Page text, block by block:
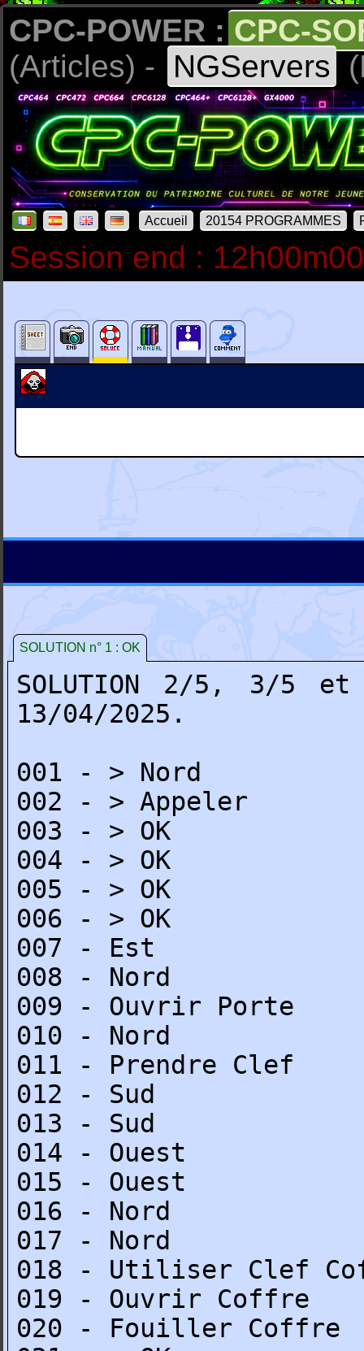
CPC-POWER : CPC-
(Articles) -
NGServers
Accueil 20154 PROGRAMMES
Session end :
SOLUTION n° 1 : OK
SOLUTION 2/5, 3/5
13/04/2025.
001 - > Nord
002 - > Appeler
003 - > OK
004 - > OK
005 - > OK
006 - > OK
007 - Est
008 - Nord
009 - Ouvrir Porte
010 - Nord
011 - Prendre Clef
012 - Sud
013 - Sud
014 - Ouest
015 - Ouest
016 - Nord
017 - Nord
018 - Utiliser Clef
019 - Ouvrir Coffre
020 - Fouiller Coffre